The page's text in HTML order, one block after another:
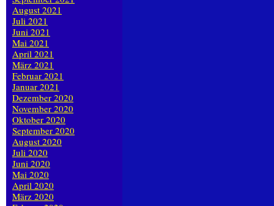
August 2021
Juli 2021
Juni 2021
Mai 2021
April 2021
März 2021
Februar 2021
Januar 2021
Dezember 2020
November 2020
Oktober 2020
September 2020
August 2020
Juli 2020
Juni 2020
Mai 2020
April 2020
März 2020